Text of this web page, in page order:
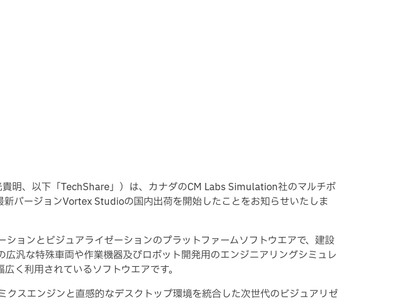
明、以下「TechShare」）は、カナダのCM Labs Simulation社のマルチボ
バージョンVortex Studioの国内出荷を開始したことをお知らせいたしま
ョンとビジュアライゼーションのプラットファームソフトウエアで、建設
汎な特殊車両や作業機器及びロボット開発用のエンジニアリングシミュレ
く利用されているソフトウエアです。
スエンジンと直感的なデスクトップ環境を統合した次世代のビジュアリゼ